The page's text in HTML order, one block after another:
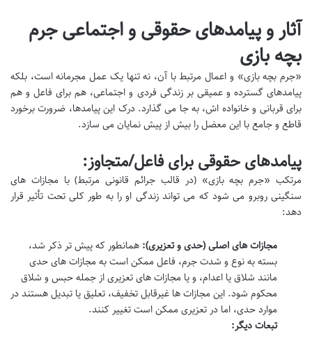
آثار و پیامدهای حقوقی و اجتماعی جرم
بچه بازی
«جرم بچه بازی» و اعمال مرتبط با آن، نه تنها یک عمل مجرمانه است، بلکه
پیامدهای گسترده و عمیقی بر زندگی فردی و اجتماعی، هم برای فاعل و هم
برای قربانی و خانواده اش، به جا می گذارد. درک این پیامدها، ضرورت برخورد
قاطع و جامع با این معضل را بیش از پیش نمایان می سازد.
پیامدهای حقوقی برای فاعل/متجاوز:
مرتکب «جرم بچه بازی» (در قالب جرائم قانونی مرتبط) با مجازات های
سنگینی روبرو می شود که می تواند زندگی او را به طور کلی تحت تأثیر قرار
دهد:
مجازات های اصلی (حدی و تعزیری): همانطور که پیش تر ذکر شد،
بسته به نوع و شدت جرم، فاعل ممکن است به مجازات های حدی
مانند شلاق یا اعدام، و یا مجازات های تعزیری از جمله حبس و شلاق
محکوم شود. این مجازات ها غیرقابل تخفیف، تعلیق یا تبدیل هستند در
موارد حدی، اما در تعزیری ممکن است تغییر کنند.
تبعات دیگر: